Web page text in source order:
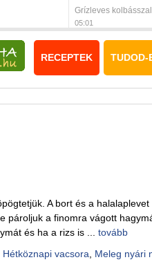
Grízleves kolbásszal
05:01
RECEPTEK TUDOD-
A bort és a
pároljuk a finomra vágott
és ha a rizs is ... tovább
Hétköznapi vacsora Meleg nyári